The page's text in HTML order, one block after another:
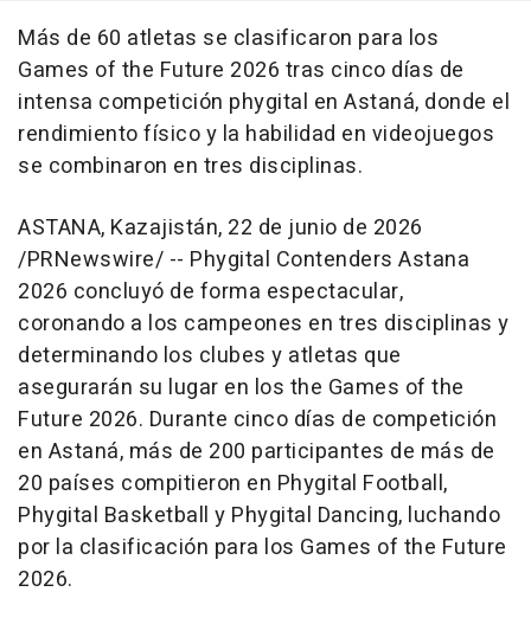
Más de 60 atletas se clasificaron para los
Games of the Future 2026 tras cinco días de
intensa competición phygital en Astaná, donde el
rendimiento físico y la habilidad en videojuegos
se combinaron en tres disciplinas.
ASTANA, Kazajistán, 22 de junio de 2026
/PRNewswire/ -- Phygital Contenders Astana
2026 concluyó de forma espectacular,
coronando a los campeones en tres disciplinas y
determinando los clubes y atletas que
asegurarán su lugar en los the Games of the
Future 2026. Durante cinco días de competición
en Astaná, más de 200 participantes de más de
20 países compitieron en Phygital Football,
Phygital Basketball y Phygital Dancing, luchando
por la clasificación para los Games of the Future
2026.